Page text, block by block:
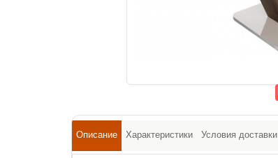
Описание Характеристики Условия доставки